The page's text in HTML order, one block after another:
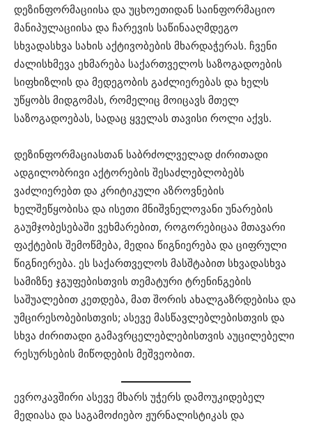
დეზინფორმაციისა და უცხოეთიდან საინფორმაციო
მანიპულაციისა და ჩარევის საწინააღმდეგო
სხვადასხვა სახის აქტივობების მხარდაჭერას. ჩვენი
ძალისხმევა ეხმარება საქართველოს საზოგადოების
სიფხიზლის და მედეგობის გაძლიერებას და ხელს
უწყობს მიდგომას, რომელიც მოიცავს მთელ
საზოგადოებას, სადაც ყველას თავისი როლი აქვს.
დეზინფორმაციასთან საბრძოლველად ძირითადი
ადგილობრივი აქტორების შესაძლებლობებს
ვაძლიერებთ და კრიტიკული აზროვნების
ხელშეწყობისა და ისეთი მნიშვნელოვანი უნარების
გაუმჯობესებაში ვეხმარებით, როგორებიცაა მთავარი
ფაქტების შემოწმება, მედია წიგნიერება და ციფრული
წიგნიერება. ეს საქართველოს მასშტაბით სხვადასხვა
სამიზნე ჯგუფებისთვის თემატური ტრენინგების
საშუალებით კეთდება, მათ შორის ახალგაზრდებისა და
უმცირესობებისთვის; ასევე მასწავლებლებისთვის და
სხვა ძირითადი გამავრცელებლებისთვის აუცილებელი
რესურსების მიწოდების მეშვეობით.
ევროკავშირი ასევე მხარს უჭერს დამოუკიდებელ
მედიასა და საგამოძიებო ჟურნალისტიკას და